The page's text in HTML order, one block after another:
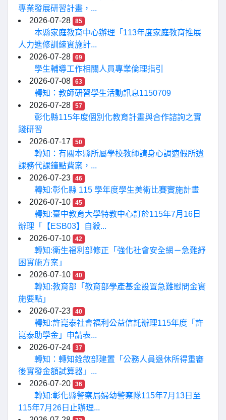
專業發展研習計畫，...
2026-07-28
85
本縣家庭教育中心辦理「113年度家庭教育推展
人力進修訓練實施計...
2026-07-28
69
學生輔導工作相關人員專業倫理指引
2026-07-08
63
轉知：教師研習學生活動訊息1150709
2026-07-28
57
彰化縣115年度個別化教育計畫與合作諮詢之實
踐研習
2026-07-17
50
轉知：有關本縣所屬學校教師請身心調適假所遺
課務代課鐘點費案，...
2026-07-23
46
轉知:彰化縣 115 學年度學生美術比賽實施計畫
2026-07-10
45
轉知:臺中教育大學特教中心訂於115年7月16日
辦理「【ESB03】自殺...
2026-07-10
42
轉知:衛生福利部修正「強化社會安全網－急難紓
困實施方案」
2026-07-10
40
轉知:教育部「教育部學產基金設置急難慰問金實
施要點」
2026-07-23
40
轉知:許崑泰社會福利公益信託辦理115年度「許
崑泰助學金」申請表...
2026-07-24
37
轉知：轉知銓敘部建置「公務人員退休所得重審
後實發金額試算器」...
2026-07-20
36
轉知:彰化縣警察局婦幼警察隊115年7月13日至
115年7月26日止辦理...